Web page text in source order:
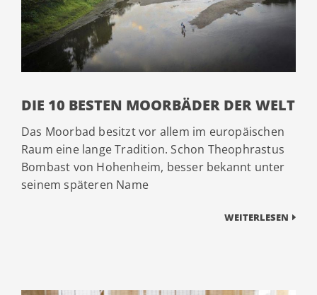
DIE 10 BESTEN MOORBÄDER DER WELT
Das Moorbad besitzt vor allem im europäischen
Raum eine lange Tradition. Schon Theophrastus
Bombast von Hohenheim, besser bekannt unter
seinem späteren Name
WEITERLESEN